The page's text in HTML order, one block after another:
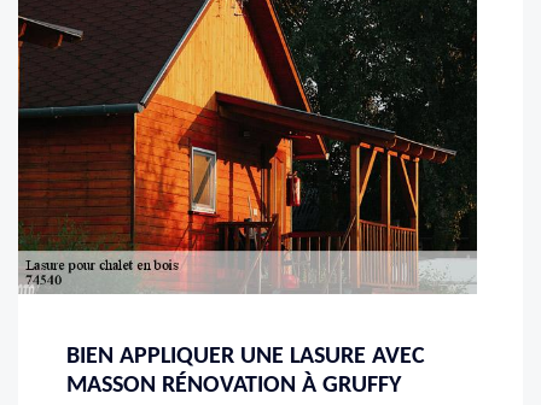
BIEN APPLIQUER UNE LASURE AVEC
MASSON RÉNOVATION À GRUFFY